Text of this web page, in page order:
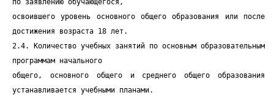
по заявлению обучающегося,
освоившего уровень основного общего образования или после
достижения возраста 18 лет.
2.4. Количество учебных занятий по основным образовательным
программам начального
общего, основного общего и среднего общего образования
устанавливается учебными планами.